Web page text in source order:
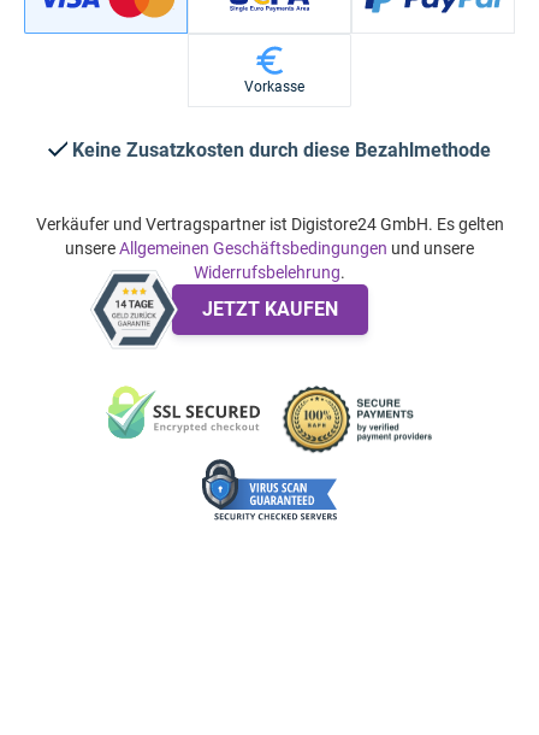
Vorkasse
Keine Zusatzkosten durch diese Bezahlmethode
Verkäufer und Vertragspartner ist Digistore24 GmbH. Es gelten
unsereAllgemeinen Geschäftsbedingungen und unsere
Widerrufsbelehrung.
JETZT KAUFEN